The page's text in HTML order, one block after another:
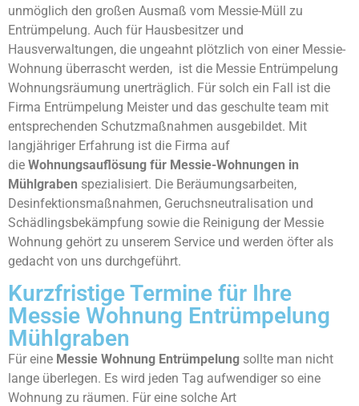
unmöglich den großen Ausmaß vom Messie-Müll zu
Entrümpelung. Auch für Hausbesitzer und
Hausverwaltungen, die ungeahnt plötzlich von einer Messie-
Wohnung überrascht werden, ist die Messie Entrümpelung
Wohnungsräumung unerträglich. Für solch ein Fall ist die
Firma Entrümpelung Meister und das geschulte team mit
entsprechenden Schutzmaßnahmen ausgebildet. Mit
langjähriger Erfahrung ist die Firma auf
die Wohnungsauflösung für Messie-Wohnungen in
Mühlgraben spezialisiert. Die Beräumungsarbeiten,
Desinfektionsmaßnahmen, Geruchsneutralisation und
Schädlingsbekämpfung sowie die Reinigung der Messie
Wohnung gehört zu unserem Service und werden öfter als
gedacht von uns durchgeführt.
Kurzfristige Termine für Ihre
Messie Wohnung Entrümpelung
Mühlgraben
Für eine Messie Wohnung Entrümpelung sollte man nicht
lange überlegen. Es wird jeden Tag aufwendiger so eine
Wohnung zu räumen. Für eine solche Art